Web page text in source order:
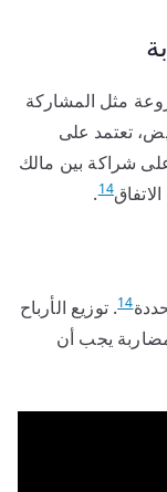
مثل المشاركة
تعتمد على
شراكة بين مالك
14
.
14. توزيع الأرباح
يجب أن